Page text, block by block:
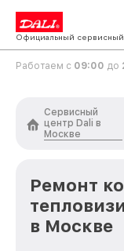
Официальный сервисный
Работаем с 09:00 до
Сервисный
центр Dali в
Москве
Ремонт
в Москве